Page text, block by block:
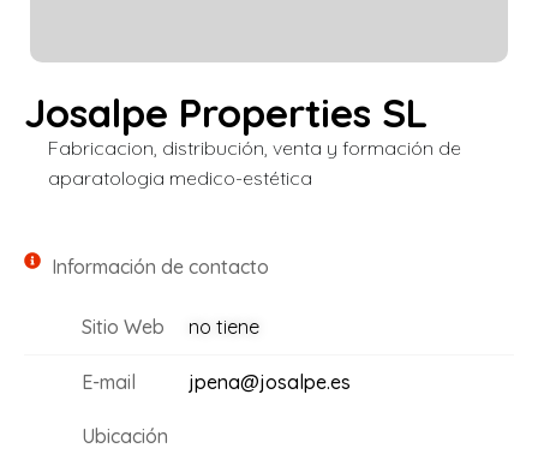
Josalpe Properties SL
Fabricacion, distribución, venta y formación de
aparatologia medico-estética
Información de contacto
Sitio Web no tiene
E-mail jpena@josalpe.es
Ubicación